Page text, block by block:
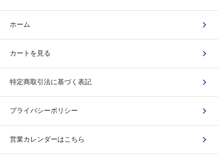
ホーム
カートを見る
特定商取引法に基づく表記
プライバシーポリシー
営業カレンダーはこちら